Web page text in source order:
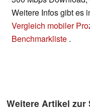
Weitere Infos gibt es
Vergleich mobiler
Benchmarkliste .
Weitere Artikel zur